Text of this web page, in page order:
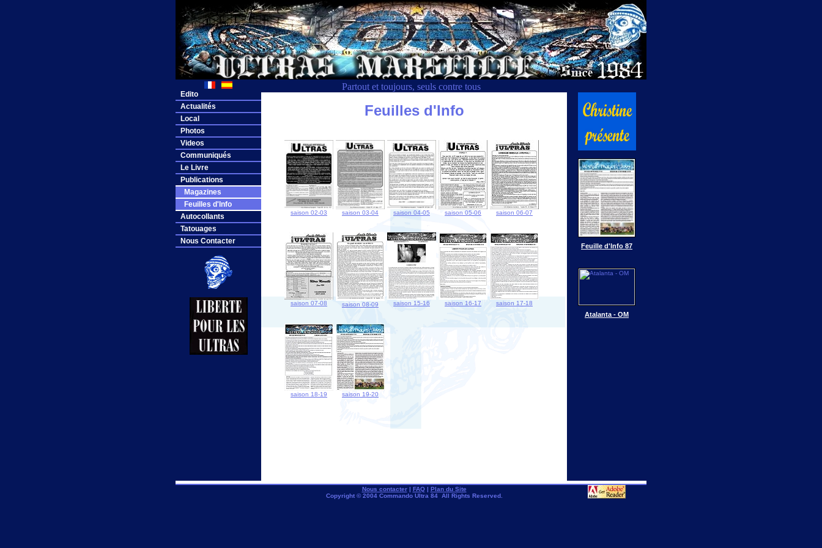
Partout et toujours, seuls contre tous
Edito
Actualités
Local
Photos
Videos
Communiqués
Le Livre
Publications
Magazines
Feuilles d'Info
Autocollants
Tatouages
Nous Contacter
Feuilles d'Info
saison 02-03 saison 03-04 saison 04-05 saison 05-06 saison 06-07
saison 07-08 saison 08-09 saison 15-16 saison 16-17 saison 17-18
saison 18-19 saison 19-20
Feuille d'Info 87
Atalanta - OM
Nous contacter| FAQ| Plan du Site
Copyright © 2004 Commando Ultra 84 All Rights Reserved.